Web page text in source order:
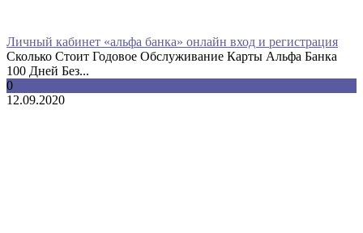
Личный кабинет «альфа банка» онлайн вход и регистрация
Сколько Стоит Годовое Обслуживание Карты Альфа Банка
100 Дней Без...
0
12.09.2020